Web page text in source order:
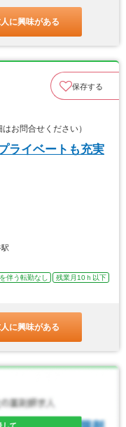
に興味がある
保存する
お問合せください）
ライベートも充実
伴う転勤なし
残業月10ｈ以下
に興味がある